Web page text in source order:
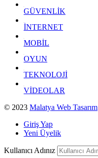
GÜVENLİK
İNTERNET
MOBİL
OYUN
TEKNOLOJİ
VİDEOLAR
© 2023 Malatya Web Tasarım
Giriş Yap
Yeni Üyelik
Kullanıcı Adınız